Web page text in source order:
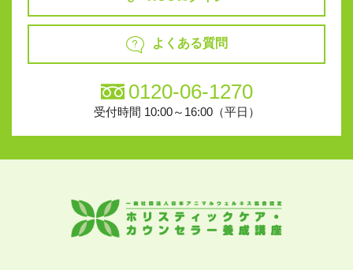
よくある質問
0120-06-1270
受付時間 10:00～16:00（平日）